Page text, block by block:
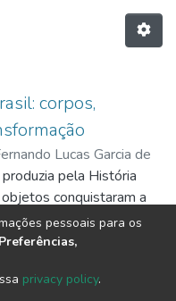
corpos,
Lucas Garcia de
pela História
conquistaram a
a partir da
ganharia também
Este livro,
a tatuagem como
pessoais para os
privacy policy.